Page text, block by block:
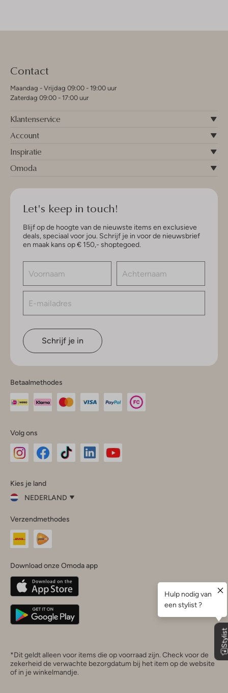
Contact
Maandag - Vrijdag 09:00 - 19:00 uur
Zaterdag 09:00 - 17:00 uur
Klantenservice
Account
Inspiratie
Omoda
Let's keep in touch!
Blijf op de hoogte van de nieuwste items en exclusieve
deals, speciaal voor jou. Schrijf je in voor de nieuwsbrief
en maak kans op € 150,- shoptegoed.
Schrijf je in
Betaalmethodes
Volg ons
InstagramFacebook
Kies je land
NEDERLAND
je
land
Nederland
Belgique(Français)
Deutschland
Verzendmethodes
Download onze Omoda app
*Dit geldt alleen voor items die op voorraad zijn. Check voor de
zekerheid de verwachte bezorgdatum bij het item op de website
of in je winkelmandje.